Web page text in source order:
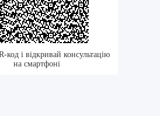
код і відкривай консультацію
на смартфоні